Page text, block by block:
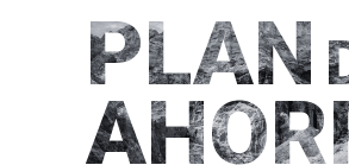
PLAN